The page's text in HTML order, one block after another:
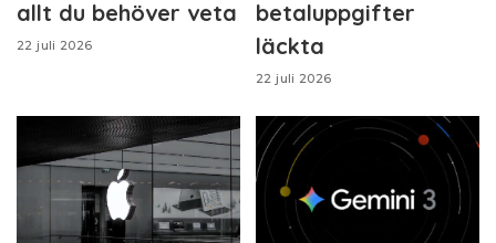
allt du behöver veta
22 juli 2026
betaluppgifter
läckta
22 juli 2026